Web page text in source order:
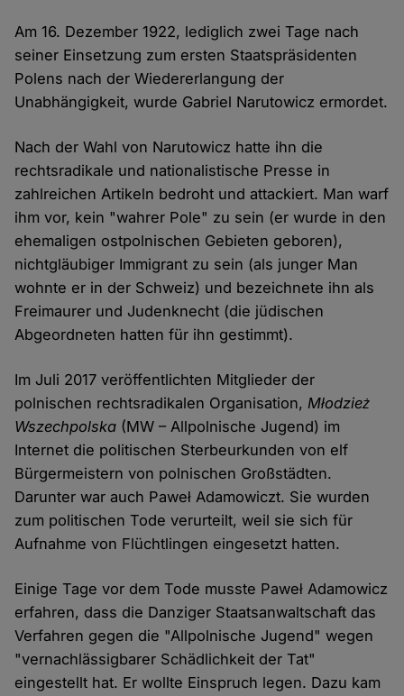
Am 16. Dezember 1922, lediglich zwei Tage nach
seiner Einsetzung zum ersten Staatspräsidenten
Polens nach der Wiedererlangung der
Unabhängigkeit, wurde Gabriel Narutowicz ermordet.
Nach der Wahl von Narutowicz hatte ihn die
rechtsradikale und nationalistische Presse in
zahlreichen Artikeln bedroht und attackiert. Man warf
ihm vor, kein "wahrer Pole" zu sein (er wurde in den
ehemaligen ostpolnischen Gebieten geboren),
nichtgläubiger Immigrant zu sein (als junger Man
wohnte er in der Schweiz) und bezeichnete ihn als
Freimaurer und Judenknecht (die jüdischen
Abgeordneten hatten für ihn gestimmt).
Im Juli 2017 veröffentlichten Mitglieder der
polnischen rechtsradikalen Organisation,Młodzież
Wszechpolska (MW – Allpolnische Jugend) im
Internet die politischen Sterbeurkunden von elf
Bürgermeistern von polnischen Großstädten.
Darunter war auch Paweł Adamowiczt. Sie wurden
zum politischen Tode verurteilt, weil sie sich für
Aufnahme von Flüchtlingen eingesetzt hatten.
Einige Tage vor dem Tode musste Paweł Adamowicz
erfahren, dass die Danziger Staatsanwaltschaft das
Verfahren gegen die "Allpolnische Jugend" wegen
"vernachlässigbarer Schädlichkeit der Tat"
eingestellt hat. Er wollte Einspruch legen. Dazu kam